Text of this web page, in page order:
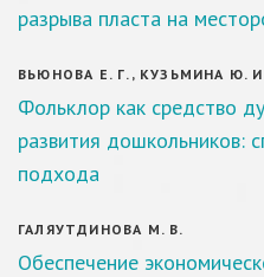
разрыва пласта на
ВЬЮНОВА Е. Г., КУЗЬМИНА Ю.
Фольклор как средство
развития дошкольников:
подхода
ГАЛЯУТДИНОВА М. В.
Обеспечение